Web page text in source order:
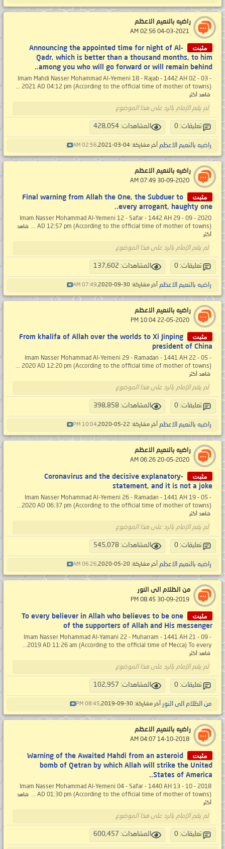
راضيه بالنعيم الاعظم
مثبت
Announcing the appointed time for night of Al-
Qadr, which is better than a thousand months, to him
among you who will go forward or will remain behind..
Imam Mahdi Nasser Mohammad Al-Yemeni 18 - Rajab - 1442 AH 02 - 03 -
2021 AD 04:12 pm (According to the official time of mother of towns) ...
شاهد أكثر
لم يقم الإمام بالرد على هذا الموضوع
تعليقات: 0 المشاهدات: 428,054
راضيه بالنعيم الاعظم آخر مشاركة: 04-03-2021, 02:56 AM
راضيه بالنعيم الاعظم
مثبت
Final warning from Allah the One, the Subduer to
every arrogant, haughty one..
Imam Nasser Mohammad Al-Yemeni 12 - Safar - 1442 AH 29 - 09 - 2020
AD 12:57 pm (According to the official time of mother of towns) ...
شاهد
أكثر
لم يقم الإمام بالرد على هذا الموضوع
تعليقات: 0 المشاهدات: 137,602
راضيه بالنعيم الاعظم آخر مشاركة: 30-09-2020, 07:49 AM
راضيه بالنعيم الاعظم
مثبت
From khalifa of Allah over the worlds to Xi Jinping
president of China
Imam Nasser Mohammad Al-Yemeni 29 - Ramadan - 1441 AH 22 - 05 -
2020 AD 12:20 pm (According to the official time of mother of towns) ...
شاهد أكثر
لم يقم الإمام بالرد على هذا الموضوع
تعليقات: 0 المشاهدات: 398,858
راضيه بالنعيم الاعظم آخر مشاركة: 22-05-2020, 10:04 PM
راضيه بالنعيم الاعظم
مثبت
Coronavirus and the decisive explanatory-
statement, and it is not a joke
Imam Nasser Mohammad Al-Yemeni 26 - Ramadan - 1441 AH 19 - 05 -
2020 AD 06:37 pm (According to the official time of mother of towns)...
شاهد أكثر
لم يقم الإمام بالرد على هذا الموضوع
تعليقات: 0 المشاهدات: 545,078
راضيه بالنعيم الاعظم آخر مشاركة: 20-05-2020, 06:26 AM
من الظلام الى النور
مثبت
To every believer in Allah who believes to be one
of the supporters of Allah and His messenger
Imam Nasser Mohammad Al-Yamani 22 - Muharram - 1441 AH 21 - 09 -
2019 AD 11:26 am (According to the official time of Mecca) To every...
شاهد أكثر
لم يقم الإمام بالرد على هذا الموضوع
تعليقات: 0 المشاهدات: 102,957
من الظلام الى النور آخر مشاركة: 30-09-2019, 08:45 PM
راضيه بالنعيم الاعظم
مثبت
Warning of the Awaited Mahdi from an asteroid
bomb of Qetran by which Allah will strike the United
States of America..
Imam Nasser Mohammad Al-Yemeni 04 - Safar - 1440 AH 13 - 10 - 2018
AD 01:30 pm (According to the official time of mother of towns) ...
شاهد
أكثر
لم يقم الإمام بالرد على هذا الموضوع
تعليقات: 0 المشاهدات: 600,457